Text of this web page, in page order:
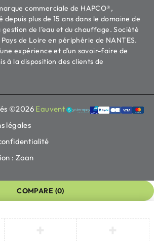
commerciale de HAPCO®,
plus de 15 ans dans le domaine de
de l’eau et du chauffage. Société
de Loire en périphérie de NANTES.
expérience et d’un savoir-faire de
à la disposition des clients de
©2026 Eauvent
légales
: Zoan
COMPARE (0)